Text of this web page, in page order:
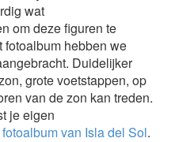
wat
om deze figuren te
fotoalbum hebben we
Duidelijker
grote voetstappen, op
van de zon kan treden.
je eigen
fotoalbum van Isla del Sol.